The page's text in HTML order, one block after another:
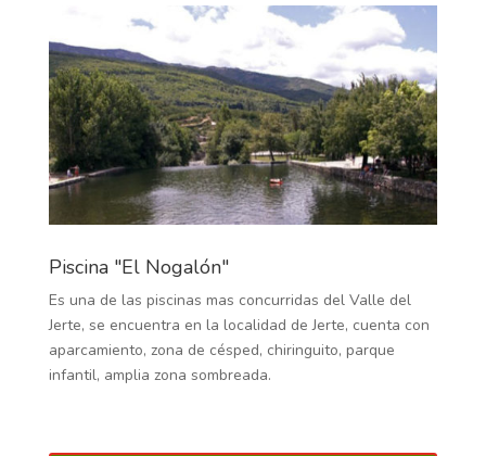
Piscina "El Nogalón"
Es una de las piscinas mas concurridas del Valle del
Jerte, se encuentra en la localidad de Jerte, cuenta con
aparcamiento, zona de césped, chiringuito, parque
infantil, amplia zona sombreada.